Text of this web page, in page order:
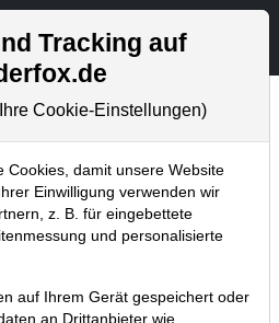
Aktien- und Artikelsuche
Chinas größter
startet
Tracking auf
Cookie-Einstellungen)
Cookies, damit unsere Website
Einwilligung verwenden wir
z. B. für eingebettete
und personalisierte
auf Ihrem Gerät gespeichert oder
an Drittanbieter wie